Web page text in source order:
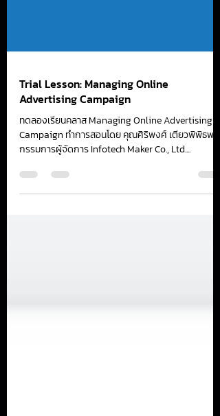
Trial Lesson: Managing Online
Advertising Campaign
Campaign ทำการสอนโดย คุณศิริพงศ์ เตียวพิพิธพร
กรรมการผู้จัดการ Infotech Maker Co., Ltd....